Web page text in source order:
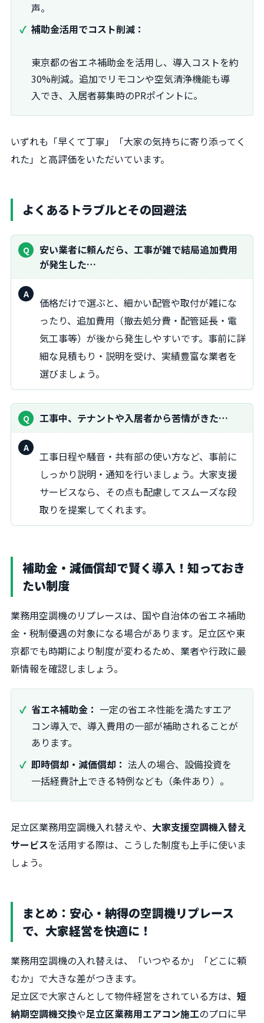
声。
補助金活用でコスト削減：
東京都の省エネ補助金を活用し、導入コストを約
30%削減。追加でリモコンや空気清浄機能も導
入でき、入居者募集時のPRポイントに。
いずれも「早くて丁寧」「大家の気持ちに寄り添ってく
れた」と高評価をいただいています。
よくあるトラブルとその回避法
質
問：
安い業者に頼んだら、工事が雑で結局追加費用
が発生した…
答：
価格だけで選ぶと、細かい配管や取付が雑にな
ったり、追加費用（撤去処分費・配管延長・電
気工事等）が後から発生しやすいです。事前に詳
細な見積もり・説明を受け、実績豊富な業者を
選びましょう。
質
問：
工事中、テナントや入居者から苦情がきた…
答：
工事日程や騒音・共有部の使い方など、事前に
しっかり説明・通知を行いましょう。大家支援
サービスなら、その点も配慮してスムーズな段
取りを提案してくれます。
補助金・減価償却で賢く導入！知っておき
たい制度
業務用空調機のリプレースは、国や自治体の省エネ補助
金・税制優遇の対象になる場合があります。足立区や東
京都でも時期により制度が変わるため、業者や行政に最
新情報を確認しましょう。
省エネ補助金： 一定の省エネ性能を満たすエア
コン導入で、導入費用の一部が補助されることが
あります。
即時償却・減価償却： 法人の場合、設備投資を
一括経費計上できる特例なども（条件あり）。
足立区業務用空調機入れ替えや、 大家支援空調機入替え
サービスを活用する際は、こうした制度も上手に使いま
しょう。
まとめ：安心・納得の空調機リプレース
で、大家経営を快適に！
業務用空調機の入れ替えは、「いつやるか」「どこに頼
むか」で大きな差がつきます。
足立区で大家さんとして物件経営をされている方は、 短
納期空調機交換や足立区業務用エアコン施工のプロに早